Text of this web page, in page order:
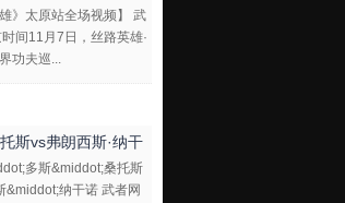
雄》太原站全场视频】 武
间11月7日，丝路英雄·
功夫巡...
斯vs弗朗西斯·纳干
多斯&middot;桑托斯
&middot;纳干诺 武者网